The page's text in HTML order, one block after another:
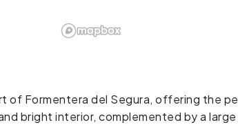
of Formentera del Segura, offering the
bright interior, complemented by a large